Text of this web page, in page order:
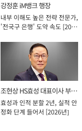
강정훈 iM뱅크 행장
내부 이해도 높은 전략 전문가,
'전국구 은행' 도약 속도 [2026
조현상 HS효성 대표이사 부회
장
효성과 인적 분할 2년, 실적 안
정화 단계 들어서 [2026년]